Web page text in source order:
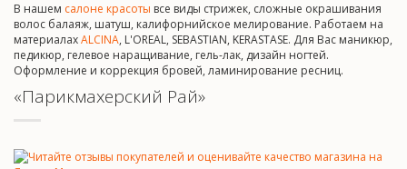
В нашем салоне красоты все виды стрижек, сложные окрашивания
волос балаяж, шатуш, калифорнийское мелирование. Работаем на
материалахALCINA, L'OREAL, SEBASTIAN, KERASTASE. Для Вас маникюр,
педикюр, гелевое наращивание, гель-лак, дизайн ногтей.
Оформление и коррекция бровей, ламинирование ресниц.
«Парикмахерский Рай»